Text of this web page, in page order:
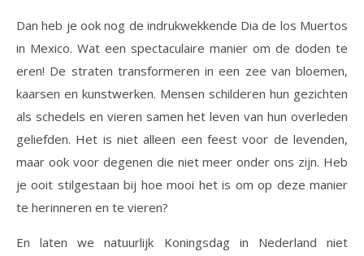
Dan heb je ook nog de indrukwekkende Dia de los Muertos
in Mexico. Wat een spectaculaire manier om de doden te
eren! De straten transformeren in een zee van bloemen,
kaarsen en kunstwerken. Mensen schilderen hun gezichten
als schedels en vieren samen het leven van hun overleden
geliefden. Het is niet alleen een feest voor de levenden,
maar ook voor degenen die niet meer onder ons zijn. Heb
je ooit stilgestaan bij hoe mooi het is om op deze manier
te herinneren en te vieren?
En laten we natuurlijk Koningsdag in Nederland niet